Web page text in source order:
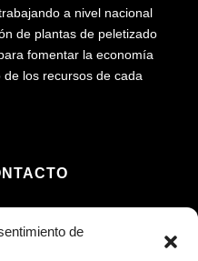
de
a nivel nacional
de plantas de peletizado
fomentar la economía
los recursos de cada